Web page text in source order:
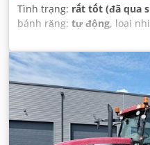
Tình trạng: rất tốt (đã qua
bánh răng: tự động, loại
, Năm sản
Thiết bị:cabin,